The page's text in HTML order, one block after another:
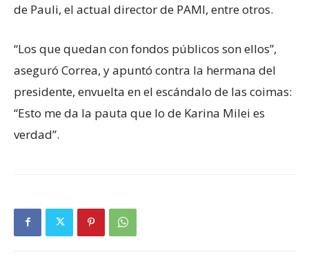
de Pauli, el actual director de PAMI, entre otros.
“Los que quedan con fondos públicos son ellos”,
aseguró Correa, y apuntó contra la hermana del
presidente, envuelta en el escándalo de las coimas:
“Esto me da la pauta que lo de Karina Milei es
verdad”.